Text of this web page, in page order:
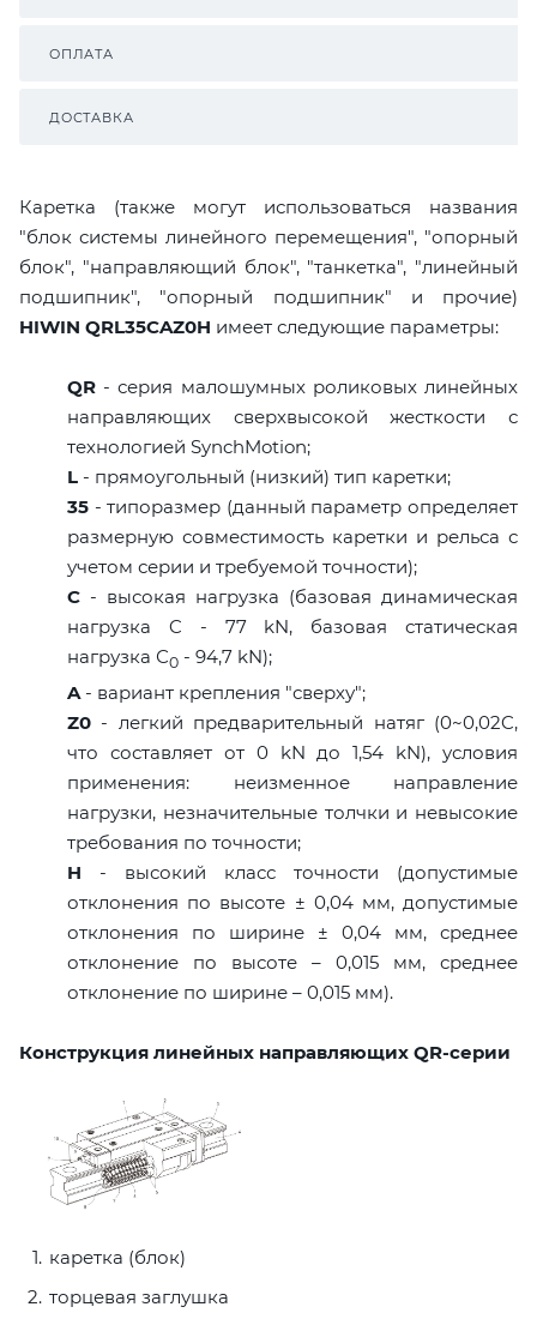
ОПЛАТА
ДОСТАВКА
Каретка (также могут использоваться названия
"блок системы линейного перемещения", "опорный
блок", "направляющий блок", "танкетка", "линейный
подшипник", "опорный подшипник" и прочие)
HIWIN QRL35CAZ0H имеет следующие параметры:
QR - серия малошумных роликовых линейных
направляющих сверхвысокой жесткости с
технологией SynchMotion;
L - прямоугольный (низкий) тип каретки;
35 - типоразмер (данный параметр определяет
размерную совместимость каретки и рельса с
учетом серии и требуемой точности);
C - высокая нагрузка (базовая динамическая
нагрузка C - 77 kN, базовая статическая
нагрузка С0 - 94,7 kN);
A- вариант крепления "сверху";
Z0 - легкий предварительный натяг (0~0,02C,
что составляет от 0 kN до 1,54 kN), условия
применения: неизменное направление
нагрузки, незначительные толчки и невысокие
требования по точности;
H - высокий класс точности (допустимые
отклонения по высоте ± 0,04 мм, допустимые
отклонения по ширине ± 0,04 мм, среднее
отклонение по высоте – 0,015 мм, среднее
отклонение по ширине – 0,015 мм).
Конструкция линейных направляющих QR-серии
каретка (блок)
торцевая заглушка